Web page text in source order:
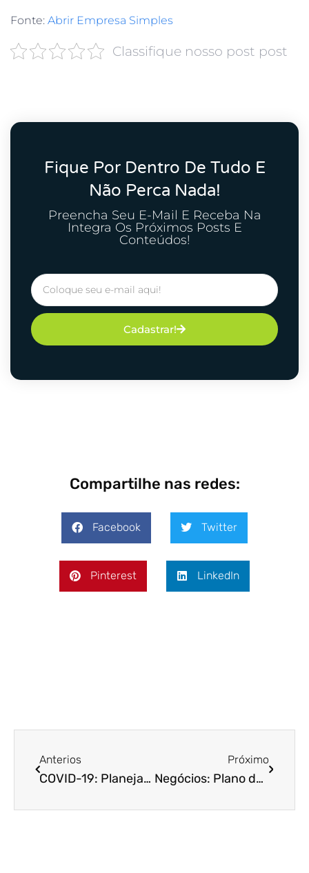
Fonte: Abrir Empresa Simples
Classifique nosso post post
Fique Por Dentro De Tudo E
Não Perca Nada!
Preencha Seu E-Mail E Receba Na
Integra Os Próximos Posts E
Conteúdos!
Cadastrar!
Compartilhe nas redes:
Facebook Twitter
Pinterest LinkedIn
Anterios
COVID-19: Planejamento tributário pode ser um caminho para as empresas continuarem no mercado
Próximo
Negócios: Plano de Recuperação Judicial